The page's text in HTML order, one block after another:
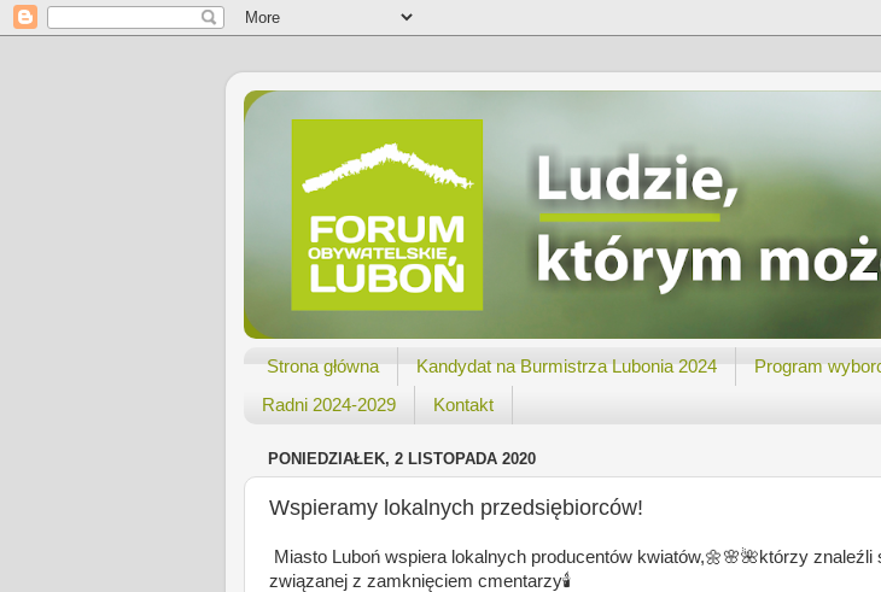
Strona główna Kandydat na Burmistrza Lubonia 2024 Program
Radni 2024-2029
Kontakt
PONIEDZIAŁEK, 2 LISTOPADA 2020
Wspieramy lokalnych przedsiębiorców!
Miasto Luboń wspiera lokalnych producentów kwiatów,🌼🌸🌺którzy znaleźli
związanej z zamknięciem cmentarzy🕯